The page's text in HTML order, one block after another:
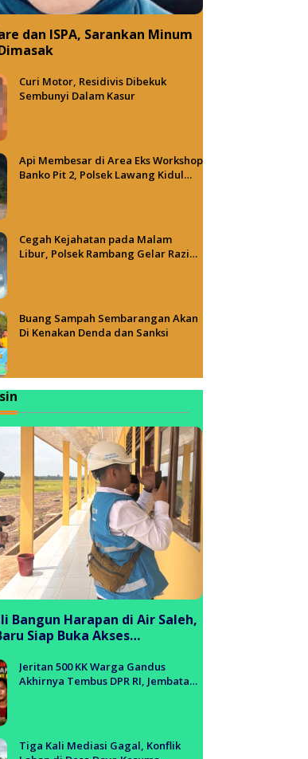
dan ISPA, Sarankan Minum
Curi Motor, Residivis Dibekuk
Sembunyi Dalam Kasur
Api Membesar di Area Eks Workshop
Banko Pit 2, Polsek Lawang Kidul
Cegah Kejahatan pada Malam
Libur, Polsek Rambang Gelar Razia
Buang Sampah Sembarangan Akan
Di Kenakan Denda dan Sanksi
Bangun Harapan di Air Saleh,
Siap Buka Akses
Jeritan 500 KK Warga Gandus
Akhirnya Tembus DPR RI, Jembatan
Tiga Kali Mediasi Gagal, Konflik